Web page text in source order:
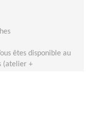
êtes disponible au
(atelier +